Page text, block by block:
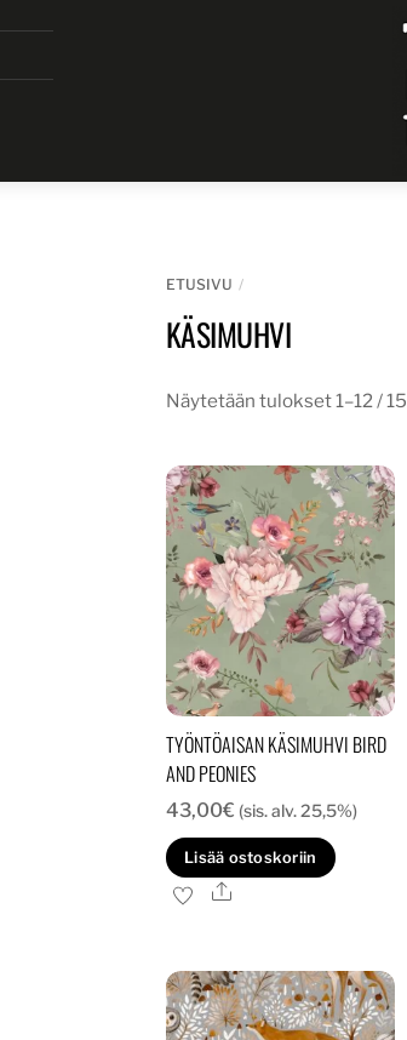
ETUSIVU
KÄSIMUHVI
Näytetään tulokset 1–12 / 15
TYÖNTÖAISAN KÄSIMUHVI BIRD
AND PEONIES
43,00€ (sis. alv. 25,5%)
Lisää ostoskoriin
Ale